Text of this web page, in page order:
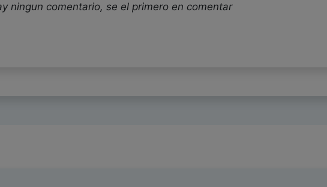
ningun comentario, se el primero en comentar